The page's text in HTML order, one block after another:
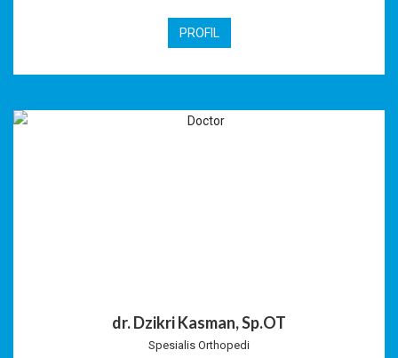
PROFIL
dr. Dzikri Kasman, Sp.OT
Spesialis Orthopedi